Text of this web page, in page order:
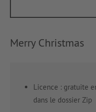
Merry Christmas
Licence : gratuite
dans le dossier Zip